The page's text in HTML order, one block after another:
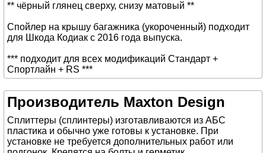
** чёрный глянец сверху, снизу матовый **
Спойлер на крышу багажника (укороченный) подходит
для Шкода Кодиак с 2016 года выпуска.
*** подходит для всех модификаций Стандарт +
Спортлайн + RS ***
Производитель Maxton Design
Сплиттеры (сплинтеры) изготавливаются из АБС
пластика и обычно уже готовы к установке. При
установке не требуется дополнительных работ или